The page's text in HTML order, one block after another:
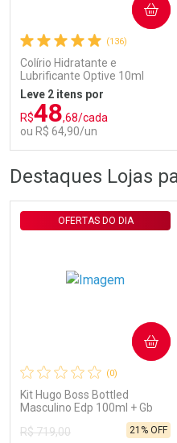
Comprar sem Desconto
Por R$ 29,30/cada
Comprar sem Desconto
Por R$ 29,30/cada
(136)
Colírio Hidratante e
Lubrificante Optive 10ml
Leve 2 itens por
R$48,68/cada
ou R$ 64,90/un
COMPRAR
Laboratório
Comprar sem Desconto
Por R$ 64,90/cada
Por Menos
Comprar sem Desconto
Por R$ 64,90/cada
Destaques Lojas
(0)
Kit Hugo Boss Bottled
Masculino Edp 100ml + Gb
OFERTAS DO DIA
R$ 719,00
21% OFF
COMPRAR